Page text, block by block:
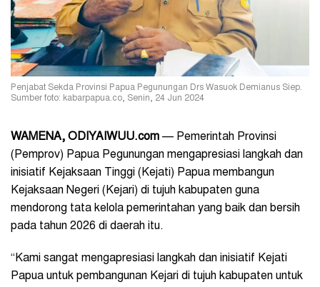
Penjabat Sekda Provinsi Papua Pegunungan Drs Wasuok Demianus Siep.
Sumber foto: kabarpapua.co, Senin, 24 Jun 2024
WAMENA, ODIYAIWUU.com — Pemerintah Provinsi
(Pemprov) Papua Pegunungan mengapresiasi langkah dan
inisiatif Kejaksaan Tinggi (Kejati) Papua membangun
Kejaksaan Negeri (Kejari) di tujuh kabupaten guna
mendorong tata kelola pemerintahan yang baik dan bersih
pada tahun 2026 di daerah itu.
“Kami sangat mengapresiasi langkah dan inisiatif Kejati
Papua untuk pembangunan Kejari di tujuh kabupaten untuk